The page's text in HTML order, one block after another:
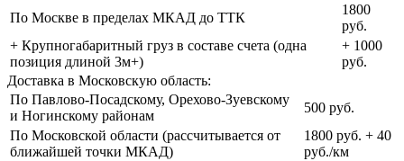
По Москве в пределах МКАД до ТТК
1800
руб.
+ Крупногабаритный груз в составе счета (одна
позиция длиной 3м+)
+ 1000
руб.
Доставка в Московскую область:
По Павлово-Посадскому, Орехово-Зуевскому
и Ногинскому районам
500 руб.
По Московской области (рассчитывается от
ближайшей точки МКАД)
1800 руб. + 40
руб./км